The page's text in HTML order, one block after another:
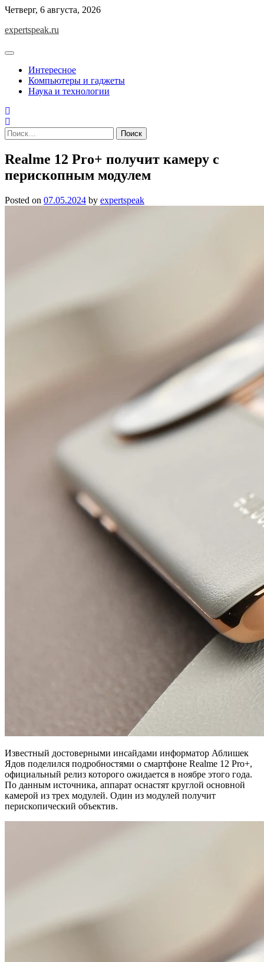
Skip
content
Четверг, 6 августа, 2026
expertspeak.ru
Интересное
Компьютеры и гаджеты
Наука и технологии
Найти:
Realme 12 Pro+ получит камеру с
перископным модулем
Posted on 07.05.2024 by expertspeak
Известный достоверными инсайдами информатор Аблишек
Ядов поделился подробностями о смартфоне Realme 12 Pro+,
официальный релиз которого ожидается в ноябре этого года.
По данным источника, аппарат оснастят круглой основной
камерой из трех модулей. Один из модулей получит
перископический объектив.